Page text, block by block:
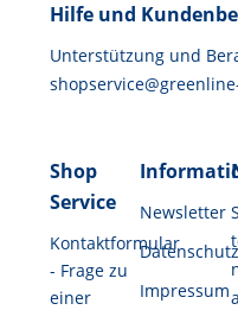
Hilfe und
Unterstützung und
Shop
Service
Kontaktformular
- Frage zu
einer
Newsletter
Impressum